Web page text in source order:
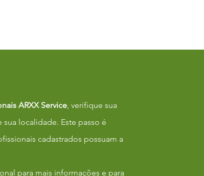
ARXX Service, verifique sua
localidade. Este passo é
cadastrados possuam a
para mais informações e para